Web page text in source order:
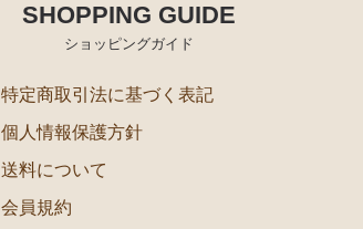
SHOPPING GUIDE
ショッピングガイド
特定商取引法に基づく表記
個人情報保護方針
送料について
会員規約